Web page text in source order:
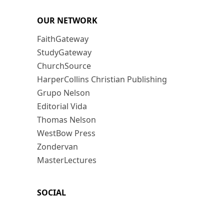
OUR NETWORK
FaithGateway
StudyGateway
ChurchSource
HarperCollins Christian Publishing
Grupo Nelson
Editorial Vida
Thomas Nelson
WestBow Press
Zondervan
MasterLectures
SOCIAL